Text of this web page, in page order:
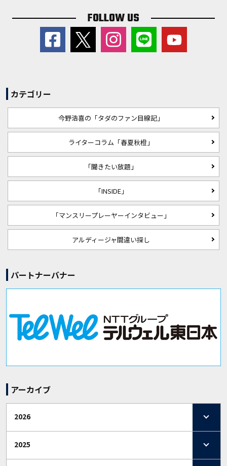
FOLLOW US
カテゴリー
今野浩喜の「タダのファン目線記」
ライターコラム「春夏秋橙」
「聞きたい放題」
「INSIDE」
「マンスリープレーヤーインタビュー」
アルディージャ間違い探し
パートナーバナー
アーカイブ
2026
2025